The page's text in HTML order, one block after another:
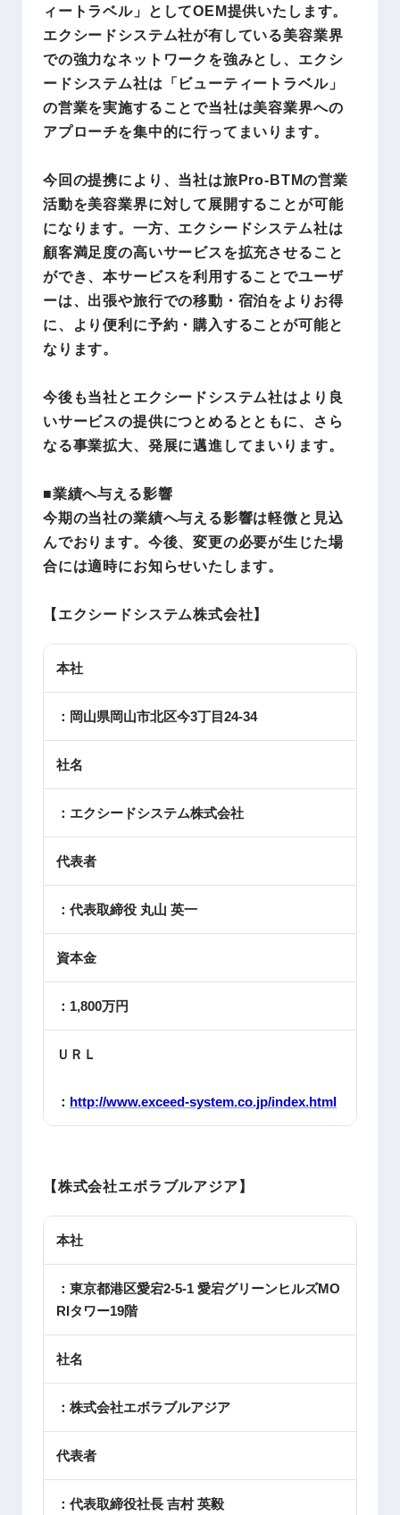
ィートラベル」としてOEM提供いたします。
エクシードシステム社が有している美容業界
での強力なネットワークを強みとし、エクシ
ードシステム社は「ビューティートラベル」
の営業を実施することで当社は美容業界への
アプローチを集中的に行ってまいります。
今回の提携により、当社は旅Pro-BTMの営業
活動を美容業界に対して展開することが可能
になります。一方、エクシードシステム社は
顧客満足度の高いサービスを拡充させること
ができ、本サービスを利用することでユーザ
ーは、出張や旅行での移動・宿泊をよりお得
に、より便利に予約・購入することが可能と
なります。
今後も当社とエクシードシステム社はより良
いサービスの提供につとめるとともに、さら
なる事業拡大、発展に邁進してまいります。
■業績へ与える影響
今期の当社の業績へ与える影響は軽微と見込
んでおります。今後、変更の必要が生じた場
合には適時にお知らせいたします。
【 エクシードシステム株式会社】
本社
：岡山県岡山市北区今3丁目24-34
社名
：エクシードシステム株式会社
代表者
：代表取締役 丸山 英一
資本金
：1,800万円
ＵＲＬ
： http://www.exceed-system.co.jp/index.html
【株式会社エボラブルアジア】
本社
：東京都港区愛宕2-5-1 愛宕グリーンヒルズMO
RIタワー19階
社名
：株式会社エボラブルアジア
代表者
：代表取締役社長 吉村 英毅